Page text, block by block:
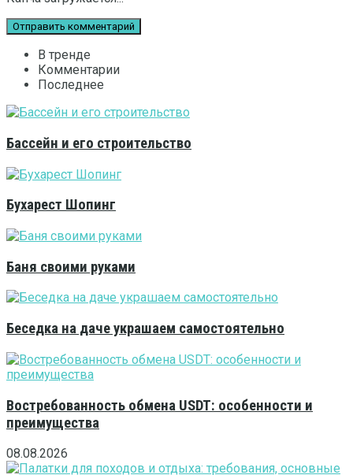
В тренде
Комментарии
Последнее
Бассейн и его строительство
Бухарест Шопинг
Баня своими руками
Беседка на даче украшаем самостоятельно
Востребованность обмена USDT: особенности и
преимущества
08.08.2026